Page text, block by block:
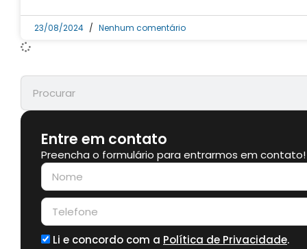
23/08/2024 Nenhum comentário
Entre em contato
Preencha o formulário para entrarmos em contato!
Li e concordo com a Política de Privacidade.